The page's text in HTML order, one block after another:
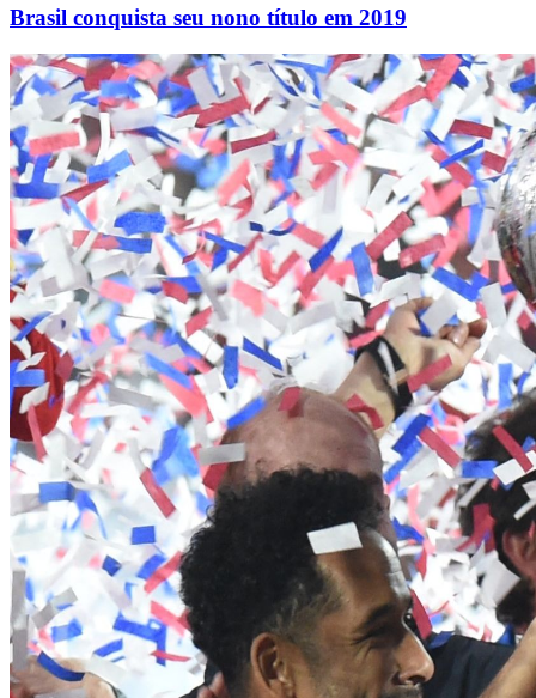
Brasil conquista seu nono título em 2019